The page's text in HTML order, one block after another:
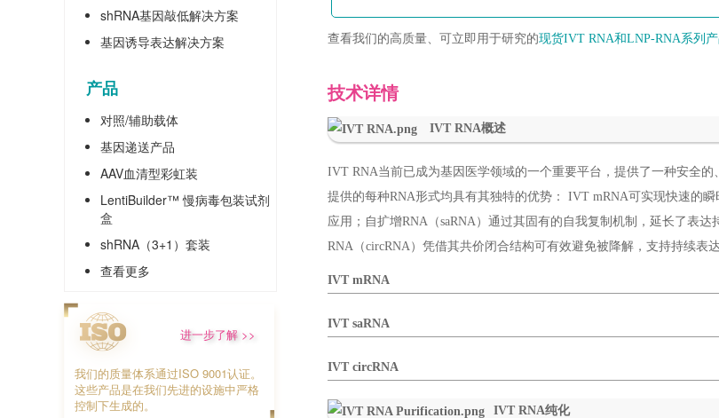
shRNA基因敲低解决方案
基因诱导表达解决方案
产品
对照/辅助载体
基因递送产品
AAV血清型彩虹装
LentiBuilder™ 慢病毒包装试剂
盒
shRNA（3+1）套装
查看更多
进一步了解 >>
我们的质量体系通过ISO 9001认证。
这些产品是在我们先进的设施中严格
控制下生成的。
查看我们的高质量、可立即用于研究的现货IVT RNA和LNP-RNA系列
技术详情
IVT RNA概述
IVT RNA当前已成为基因医学领域的一个重要平台，提供了一种安全
提供的每种RNA形式均具有其独特的优势： IVT mRNA可实现快速的
应用；自扩增RNA（saRNA）通过其固有的自我复制机制，延长了表
RNA（circRNA）凭借其共价闭合结构可有效避免被降解，支持持续表
IVT mRNA
IVT saRNA
IVT circRNA
IVT RNA纯化